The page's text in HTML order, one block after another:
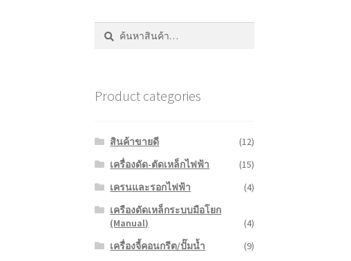
ค้นหา:
ค้นหา
Product categories
สินค้าขายดี
(12)
เครื่องดัด-ตัดเหล็กไฟฟ้า
(15)
เครนและรอกไฟฟ้า
(4)
เครืองดัดเหล็กระบบมือโยก
(Manual)
(4)
เครื่องจี้คอนกรีต/ปั๊มน้ำ
(9)